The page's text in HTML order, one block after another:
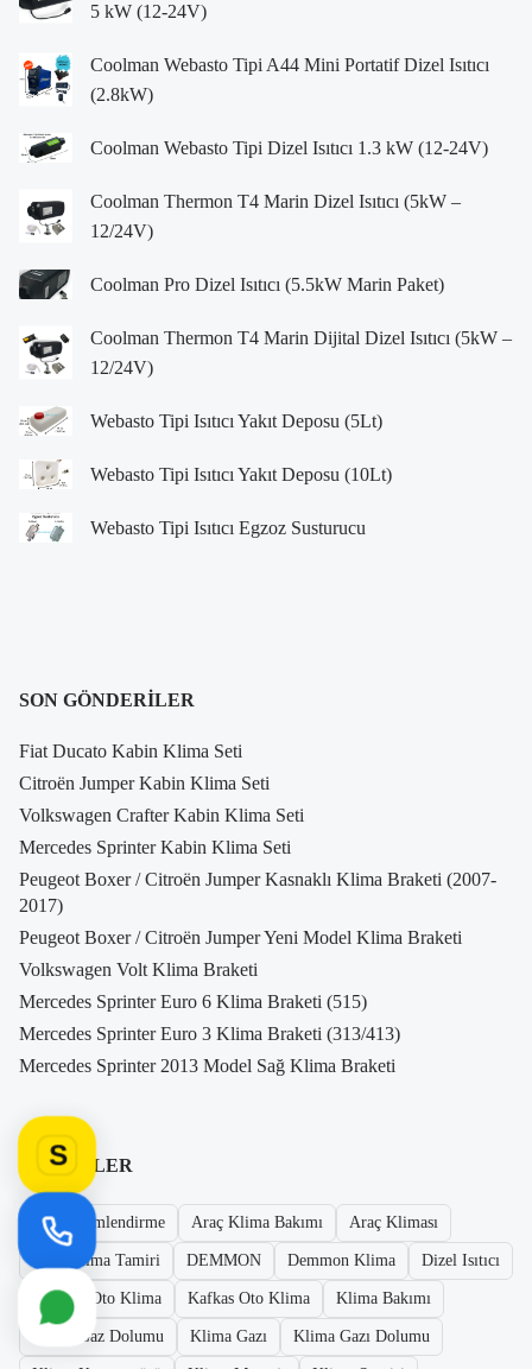
5 kW (12-24V)
Coolman Webasto Tipi A44 Mini Portatif Dizel Isıtıcı
(2.8kW)
Coolman Webasto Tipi Dizel Isıtıcı 1.3 kW (12-24V)
Coolman Thermon T4 Marin Dizel Isıtıcı (5kW –
12/24V)
Coolman Pro Dizel Isıtıcı (5.5kW Marin Paket)
Coolman Thermon T4 Marin Dijital Dizel Isıtıcı (5kW –
12/24V)
Webasto Tipi Isıtıcı Yakıt Deposu (5Lt)
Webasto Tipi Isıtıcı Yakıt Deposu (10Lt)
Webasto Tipi Isıtıcı Egzoz Susturucu
SON GÖNDERILER
Fiat Ducato Kabin Klima Seti
Citroën Jumper Kabin Klima Seti
Volkswagen Crafter Kabin Klima Seti
Mercedes Sprinter Kabin Klima Seti
Peugeot Boxer / Citroën Jumper Kasnaklı Klima Braketi (2007-
2017)
Peugeot Boxer / Citroën Jumper Yeni Model Klima Braketi
Volkswagen Volt Klima Braketi
Mercedes Sprinter Euro 6 Klima Braketi (515)
Mercedes Sprinter Euro 3 Klima Braketi (313/413)
Mercedes Sprinter 2013 Model Sağ Klima Braketi
ETIKETLER
Araç Iklimlendirme Araç Klima Bakımı Araç Kliması
Araç Klima Tamiri DEMMON Demmon Klima Dizel Isıtıcı
Istanbul Oto Klima Kafkas Oto Klima Klima Bakımı
Klima Gaz Dolumu Klima Gazı Klima Gazı Dolumu
S